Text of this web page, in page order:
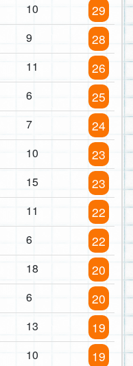
10 29
9 28
11 26
6 25
7 24
10 23
15 23
11 22
6 22
18 20
6 20
13 19
10 19